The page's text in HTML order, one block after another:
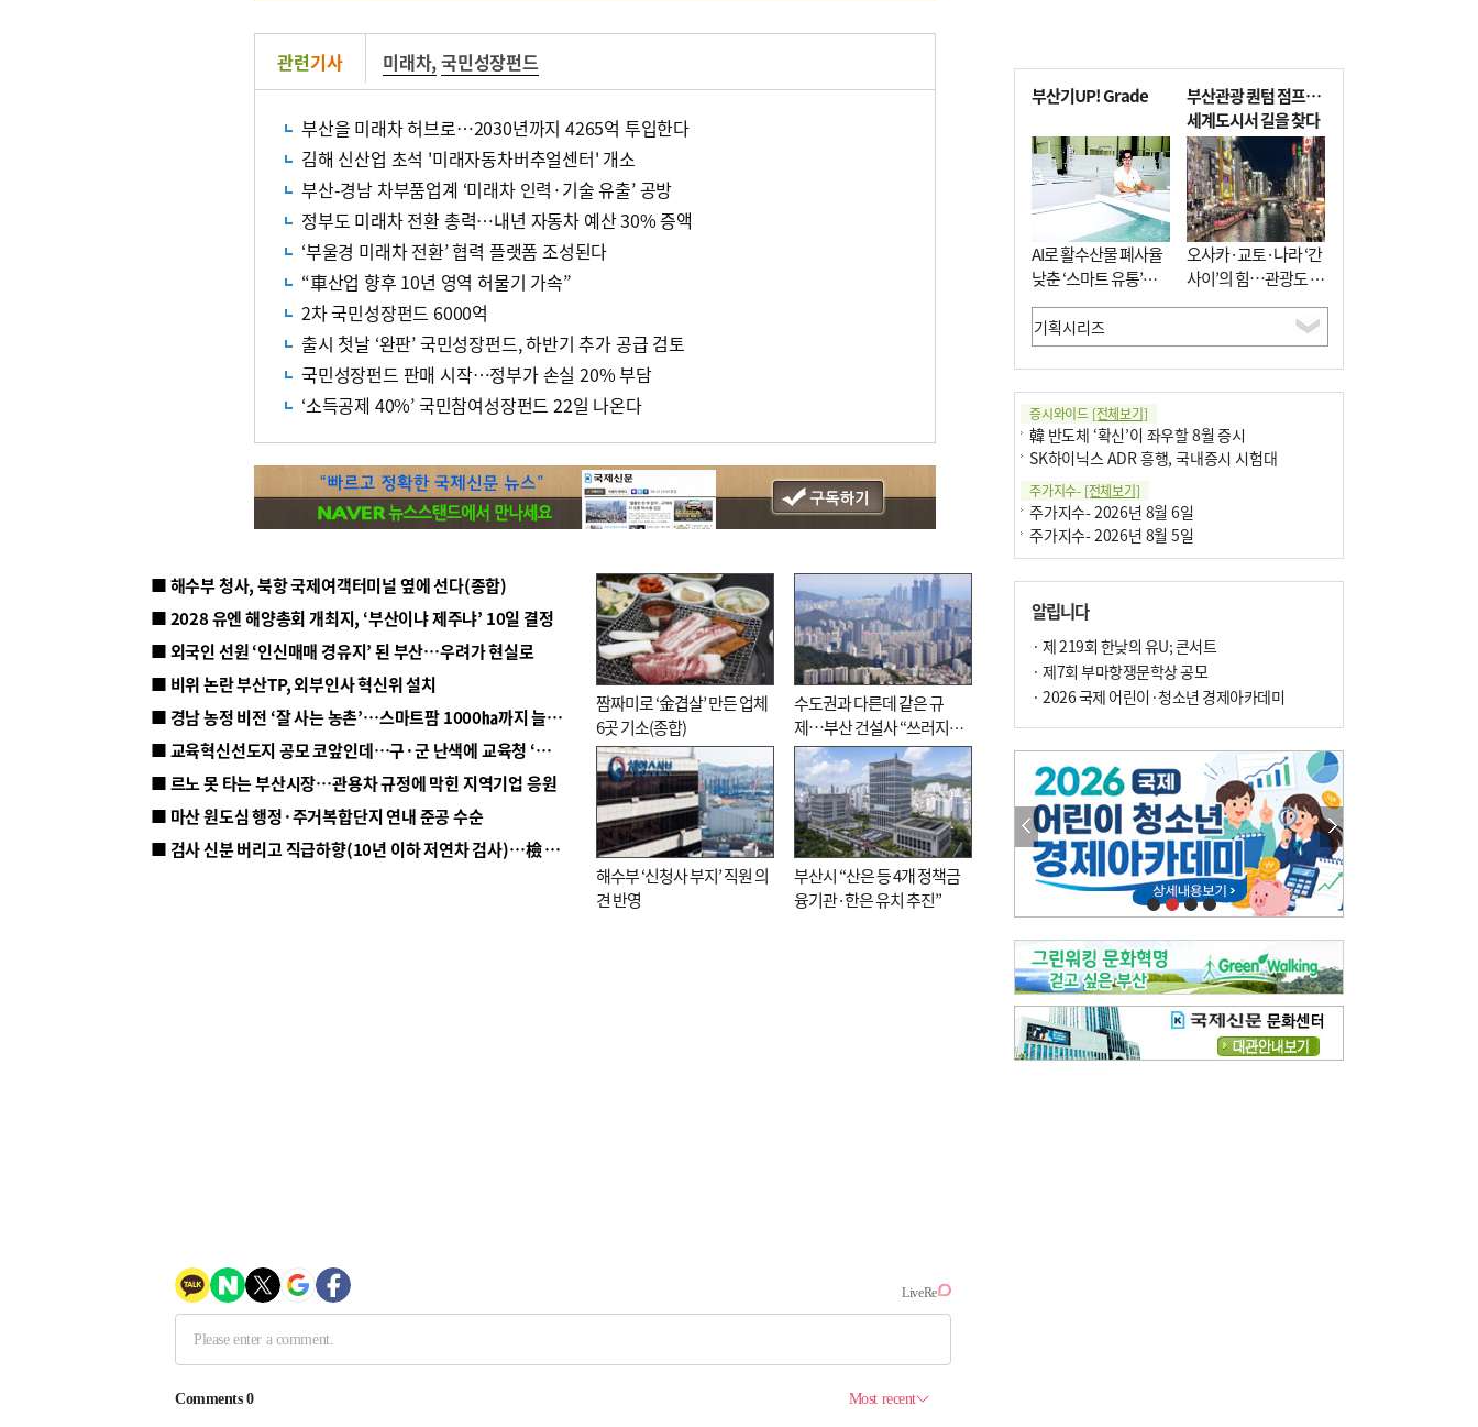
관련기사 미래차,국민성장펀드
부산을 미래차 허브로…2030년까지 4265억 투입한다
김해 신산업 초석 '미래자동차버추얼센터' 개소
부산-경남 차부품업계 ‘미래차 인력·기술 유출’ 공방
정부도 미래차 전환 총력…내년 자동차 예산 30% 증액
‘부울경 미래차 전환’ 협력 플랫폼 조성된다
“車산업 향후 10년 영역 허물기 가속”
2차 국민성장펀드 6000억
출시 첫날 ‘완판’ 국민성장펀드, 하반기 추가 공급 검토
국민성장펀드 판매 시작…정부가 손실 20% 부담
‘소득공제 40%’ 국민참여성장펀드 22일 나온다
■ 해수부 청사, 북항 국제여객터미널 옆에 선다(종합)
■ 2028 유엔 해양총회 개최지, ‘부산이냐 제주냐’ 10일 결정
■ 외국인 선원 ‘인신매매 경유지’ 된 부산…우려가 현실로
■ 비위 논란 부산TP, 외부인사 혁신위 설치
■ 경남 농정 비전 ‘잘 사는 농촌’…스마트팜 1000㏊까지 늘린다
■ 교육혁신선도지 공모 코앞인데…구·군 난색에 교육청 ‘쩔쩔’
■ 르노 못 타는 부산시장…관용차 규정에 막힌 지역기업 응원
■ 마산 원도심 행정·주거복합단지 연내 준공 수순
■ 검사 신분 버리고 직급하향(10년 이하 저연차 검사)…檢 중수청행 기피
짬짜미로 ‘金겹살’ 만든 업체
6곳 기소(종합)
수도권과 다른데 같은 규
제…부산 건설사 “쓰러지기
직전”
해수부 ‘신청사 부지’ 직원 의
견 반영
부산시 “산은 등 4개 정책금
융기관·한은 유치 추진”
부산기UP! Grade
AI로 활수산물 폐사율
낮춘 ‘스마트 유통’…
사막·산악지대 수출
도전
부산관광 퀀텀 점프…
세계도시서 길을 찾다
오사카·교토·나라 ‘간
사이’의 힘…관광도 뭉
쳐야 흥한다
증시와이드 [전체보기]
韓 반도체 ‘확신’이 좌우할 8월 증시
SK하이닉스 ADR 흥행, 국내증시 시험대
주가지수- [전체보기]
주가지수- 2026년 8월 6일
주가지수- 2026년 8월 5일
알립니다
· 제 219회 한낮의 유U; 콘서트
· 제7회 부마항쟁문학상 공모
· 2026 국제 어린이·청소년 경제아카데미